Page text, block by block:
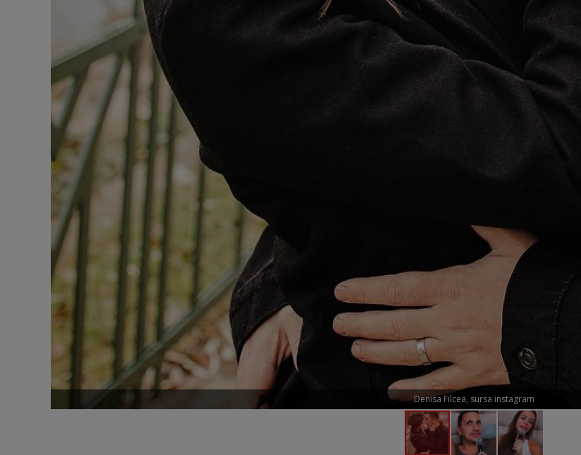
Denisa Filcea, sursa instagram